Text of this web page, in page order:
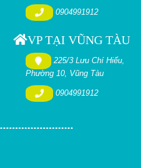
0904991912
VP TẠI VŨNG TÀU
225/3 Lưu Chí Hiếu,
Phường 10, Vũng Tàu
0904991912